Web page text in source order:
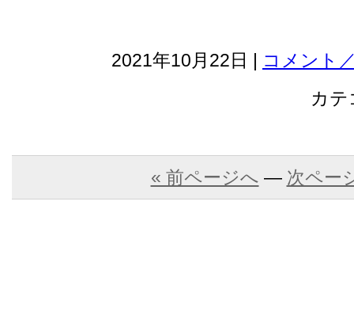
2021年10月22日 | コメント
カテ
« 前ページへ — 次ペー